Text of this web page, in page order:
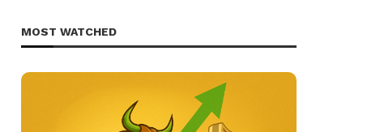
MOST WATCHED